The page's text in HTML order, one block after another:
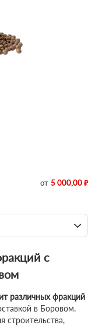
от 5 000,00 ₽
с
различных фракций
в Боровом.
строительства,